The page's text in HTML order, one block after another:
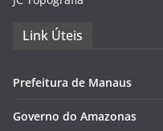
Link Úteis
Prefeitura de Manaus
Governo do Amazonas